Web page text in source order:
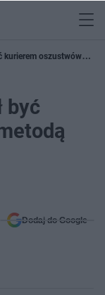
kurierem oszustwów
być
Dodaj do Google